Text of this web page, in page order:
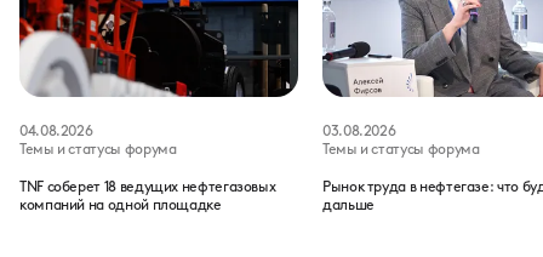
04.08.2026
Темы и статусы форума
TNF соберет 18 ведущих нефтегазовых
компаний на одной площадке
03.08.2026
Темы и статусы форума
Рынок труда в нефтегазе: что
дальше